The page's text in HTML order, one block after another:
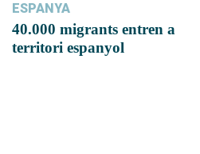
ESPANYA
40.000 migrants entren a
territori espanyol